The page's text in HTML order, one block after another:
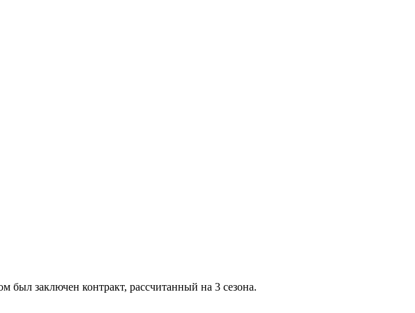
заключен контракт, рассчитанный на 3 сезона.